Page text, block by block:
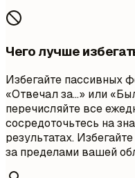
Чего лучше
Избегайте пассивных
«Отвечал за...» или
перечисляйте все
сосредоточьтесь на
результатах.
за пределами вашей